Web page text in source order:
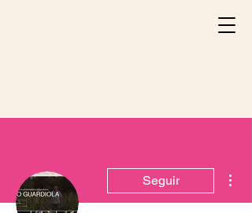
Seguir